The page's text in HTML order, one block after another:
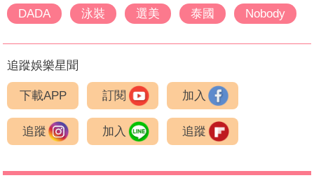
DADA
泳裝 選美 泰國 Nobody
追蹤娛樂星聞
下載APP 訂閱 加入
追蹤 加入 追蹤